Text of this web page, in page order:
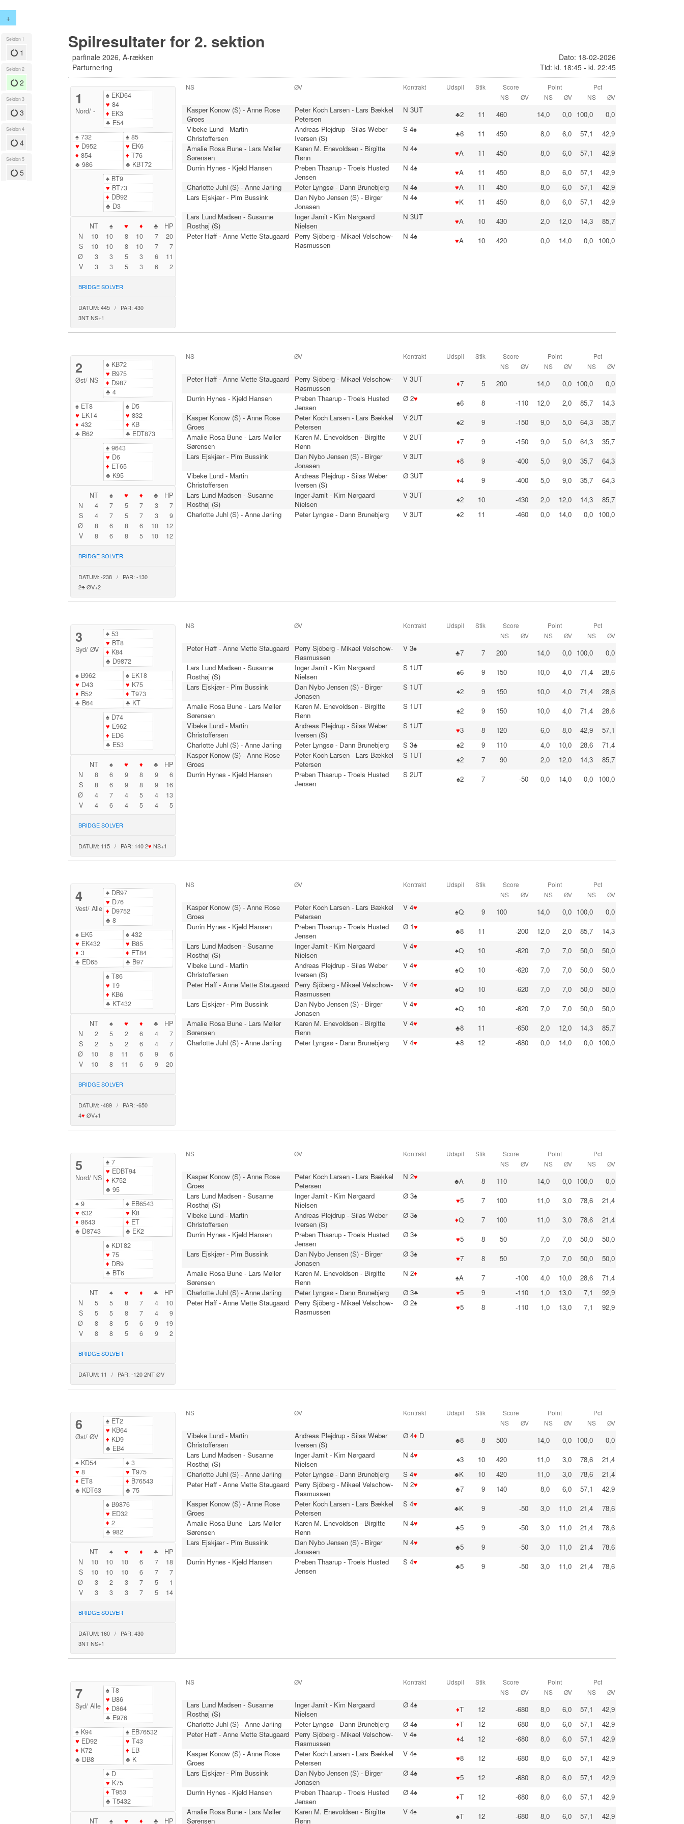
+
Sektion 1
1
Sektion 2
2
Sektion 3
3
Sektion 4
4
Sektion 5
5
Spilresultater for 2. sektion
parfinale 2026, A-rækken
Parturnering
Dato: 18-02-2026
Tid: kl. 18:45 - kl. 22:45
1
Nord/-
♠EKD64
♥ 84
♦ EK3
♣ E54
♠ 732
♥ D952
♦ 854
♣ 986
♠85
♥ EK6
♦ T76
♣ KBT72
♠BT9
♥ BT73
♦ DB92
♣ D3
NT ♠ ♥ ♦ ♣
HP
N
10 10 8 10 7
20
S
10 10 8 10 7
7
Ø
3 3 5 3 6
11
V
3 3 5 3 6 2
BRIDGE SOLVER
DATUM: 445 / PAR: 430
3NT NS+1
NS ØV Kontrakt Udspil Stik
Score
NS
ØV
Point
NS
ØV
Pct
NS
ØV
Kasper Konow (S) - Anne Rose
Groes
Peter Koch Larsen - Lars Bækkel
Petersen
N 3UT ♣2 11 460 14,0 0,0 100,0
0,0
Vibeke Lund - Martin
Christoffersen
Andreas Plejdrup - Silas Weber
Iversen (S)
S 4♠ ♣6 11 450 8,0 6,0 57,1
42,9
Amalie Rosa Bune - Lars Møller
Sørensen
Karen M. Enevoldsen - Birgitte
Rønn
N 4♠ ♥A 11 450 8,0 6,0 57,1
42,9
Durrin Hynes - Kjeld Hansen
Preben Thaarup - Troels Husted
Jensen
N 4♠ ♥A 11 450 8,0 6,0 57,1
42,9
Charlotte Juhl (S) - Anne Jarling
Peter Lyngsø - Dann Brunebjerg N 4♠ ♥A 11 450 8,0 6,0 57,1
42,9
Lars Ejskjær - Pim Bussink
Dan Nybo Jensen (S) - Birger
Jonasen
N 4♠ ♥K 11 450 8,0 6,0 57,1
42,9
Lars Lund Madsen - Susanne
Rosthøj (S)
Inger Jarnit - Kim Nørgaard
Nielsen
N 3UT ♥A 10 430 2,0 12,0 14,3
85,7
Peter Haff - Anne Mette Staugaard
Perry Sjöberg - Mikael Velschow-
Rasmussen
N 4♠ ♥A 10 420 0,0 14,0 0,0 100,0
2
Øst/ NS
♠KB72
♥ B975
♦ D987
♣ 4
♠ ET8
♥ EKT4
♦ 432
♣ B62
♠D5
♥ 832
♦ KB
♣ EDT873
♠9643
♥ D6
♦ ET65
♣ K95
NT ♠ ♥ ♦ ♣
HP
N
4 7 5 7 3
7
S
4 7 5 7 3
9
Ø
8 6 8 6 10
12
V
8 6 8 5 10 12
BRIDGE SOLVER
DATUM: -238 / PAR: -130
2♣ ØV+2
NS ØV Kontrakt Udspil Stik
Score
NS
ØV
Point
NS
ØV
Pct
NS
ØV
Peter Haff - Anne Mette Staugaard
Perry Sjöberg - Mikael Velschow-
Rasmussen
V 3UT ♦7 5 200 14,0 0,0 100,0
0,0
Durrin Hynes - Kjeld Hansen
Preben Thaarup - Troels Husted
Jensen
Ø 2♥ ♠6 8 -110 12,0 2,0 85,7
14,3
Kasper Konow (S) - Anne Rose
Groes
Peter Koch Larsen - Lars Bækkel
Petersen
V 2UT ♠2 9 -150 9,0 5,0 64,3
35,7
Amalie Rosa Bune - Lars Møller
Sørensen
Karen M. Enevoldsen - Birgitte
Rønn
V 2UT ♦7 9 -150 9,0 5,0 64,3
35,7
Lars Ejskjær - Pim Bussink
Dan Nybo Jensen (S) - Birger
Jonasen
V 3UT ♦8 9 -400 5,0 9,0 35,7
64,3
Vibeke Lund - Martin
Christoffersen
Andreas Plejdrup - Silas Weber
Iversen (S)
Ø 3UT ♦4 9 -400 5,0 9,0 35,7
64,3
Lars Lund Madsen - Susanne
Rosthøj (S)
Inger Jarnit - Kim Nørgaard
Nielsen
V 3UT ♠2 10 -430 2,0 12,0 14,3
85,7
Charlotte Juhl (S) - Anne Jarling
Peter Lyngsø - Dann Brunebjerg V 3UT ♠2 11 -460 0,0 14,0 0,0 100,0
3
Syd/ØV
♠53
♥ BT8
♦ K84
♣ D9872
♠ B962
♥ D43
♦ B52
♣ B64
♠EKT8
♥ K75
♦ T973
♣ KT
♠D74
♥ E962
♦ ED6
♣ E53
NT ♠ ♥ ♦ ♣
HP
N
8 6 9 8 9
6
S
8 6 9 8 9
16
Ø
4 7 4 5 4
13
V
4 6 4 5 4 5
BRIDGE SOLVER
DATUM: 115 / PAR: 140 2♥ NS+1
NS ØV Kontrakt Udspil Stik
Score
NS
ØV
Point
NS
ØV
Pct
NS
ØV
Peter Haff - Anne Mette Staugaard
Perry Sjöberg - Mikael Velschow-
Rasmussen
V 3♠ ♣7 7 200 14,0 0,0 100,0
0,0
Lars Lund Madsen - Susanne
Rosthøj (S)
Inger Jarnit - Kim Nørgaard
Nielsen
S 1UT ♠6 9 150 10,0 4,0 71,4
28,6
Lars Ejskjær - Pim Bussink
Dan Nybo Jensen (S) - Birger
Jonasen
S 1UT ♠2 9 150 10,0 4,0 71,4
28,6
Amalie Rosa Bune - Lars Møller
Sørensen
Karen M. Enevoldsen - Birgitte
Rønn
S 1UT ♠2 9 150 10,0 4,0 71,4
28,6
Vibeke Lund - Martin
Christoffersen
Andreas Plejdrup - Silas Weber
Iversen (S)
S 1UT ♥3 8 120 6,0 8,0 42,9
57,1
Charlotte Juhl (S) - Anne Jarling
Peter Lyngsø - Dann Brunebjerg S 3♣ ♠2 9 110 4,0 10,0 28,6
71,4
Kasper Konow (S) - Anne Rose
Groes
Peter Koch Larsen - Lars Bækkel
Petersen
S 1UT ♠2 7 90 2,0 12,0 14,3
85,7
Durrin Hynes - Kjeld Hansen
Preben Thaarup - Troels Husted
Jensen
S 2UT ♠2 7 -50 0,0 14,0 0,0 100,0
4
Vest/Alle
♠DB97
♥ D76
♦ D9752
♣ 8
♠ EK5
♥ EK432
♦ 3
♣ ED65
♠432
♥ B85
♦ ET84
♣ B97
♠T86
♥ T9
♦ KB6
♣ KT432
NT ♠ ♥ ♦ ♣
HP
N
2 5 2 6 4
7
S
2 5 2 6 4
7
Ø
10 8 11 6 9
6
V
10 8 11 6 9 20
BRIDGE SOLVER
DATUM: -489 / PAR: -650
4♥ ØV+1
NS ØV Kontrakt Udspil Stik
Score
NS
ØV
Point
NS
ØV
Pct
NS
ØV
Kasper Konow (S) - Anne Rose
Groes
Peter Koch Larsen - Lars Bækkel
Petersen
V 4♥ ♠Q 9 100 14,0 0,0 100,0
0,0
Durrin Hynes - Kjeld Hansen
Preben Thaarup - Troels Husted
Jensen
Ø 1♥ ♣8 11 -200 12,0 2,0 85,7
14,3
Lars Lund Madsen - Susanne
Rosthøj (S)
Inger Jarnit - Kim Nørgaard
Nielsen
V 4♥ ♠Q 10 -620 7,0 7,0 50,0
50,0
Vibeke Lund - Martin
Christoffersen
Andreas Plejdrup - Silas Weber
Iversen (S)
V 4♥ ♠Q 10 -620 7,0 7,0 50,0
50,0
Peter Haff - Anne Mette Staugaard
Perry Sjöberg - Mikael Velschow-
Rasmussen
V 4♥ ♠Q 10 -620 7,0 7,0 50,0
50,0
Lars Ejskjær - Pim Bussink
Dan Nybo Jensen (S) - Birger
Jonasen
V 4♥ ♠Q 10 -620 7,0 7,0 50,0
50,0
Amalie Rosa Bune - Lars Møller
Sørensen
Karen M. Enevoldsen - Birgitte
Rønn
V 4♥ ♣8 11 -650 2,0 12,0 14,3
85,7
Charlotte Juhl (S) - Anne Jarling
Peter Lyngsø - Dann Brunebjerg V 4♥ ♣8 12 -680 0,0 14,0 0,0 100,0
5
Nord/ NS
♠7
♥ EDBT94
♦ K752
♣ 95
♠ 9
♥ 632
♦ 8643
♣ D8743
♠EB6543
♥ K8
♦ ET
♣ EK2
♠KDT82
♥ 75
♦ DB9
♣ BT6
NT ♠ ♥ ♦ ♣
HP
N
5 5 8 7 4
10
S
5 5 8 7 4
9
Ø
8 8 5 6 9
19
V
8 8 5 6 9 2
BRIDGE SOLVER
DATUM: 11 / PAR: -120 2NT ØV
NS ØV Kontrakt Udspil Stik
Score
NS
ØV
Point
NS
ØV
Pct
NS
ØV
Kasper Konow (S) - Anne Rose
Groes
Peter Koch Larsen - Lars Bækkel
Petersen
N 2♥ ♣A 8 110 14,0 0,0 100,0
0,0
Lars Lund Madsen - Susanne
Rosthøj (S)
Inger Jarnit - Kim Nørgaard
Nielsen
Ø 3♠ ♥5 7 100 11,0 3,0 78,6
21,4
Vibeke Lund - Martin
Christoffersen
Andreas Plejdrup - Silas Weber
Iversen (S)
Ø 3♠ ♦Q 7 100 11,0 3,0 78,6
21,4
Durrin Hynes - Kjeld Hansen
Preben Thaarup - Troels Husted
Jensen
Ø 3♠ ♥5 8 50 7,0 7,0 50,0
50,0
Lars Ejskjær - Pim Bussink
Dan Nybo Jensen (S) - Birger
Jonasen
Ø 3♠ ♥7 8 50 7,0 7,0 50,0
50,0
Amalie Rosa Bune - Lars Møller
Sørensen
Karen M. Enevoldsen - Birgitte
Rønn
N 2♦ ♠A 7 -100 4,0 10,0 28,6
71,4
Charlotte Juhl (S) - Anne Jarling
Peter Lyngsø - Dann Brunebjerg Ø 3♣ ♥5 9 -110 1,0 13,0 7,1
92,9
Peter Haff - Anne Mette Staugaard
Perry Sjöberg - Mikael Velschow-
Rasmussen
Ø 2♠ ♥5 8 -110 1,0 13,0 7,1 92,9
6
Øst/ØV
♠ET2
♥ KB64
♦ KD9
♣ EB4
♠ KD54
♥ 8
♦ ET8
♣ KDT63
♠3
♥ T975
♦ B76543
♣ 75
♠B9876
♥ ED32
♦ 2
♣ 982
NT ♠ ♥ ♦ ♣
HP
N
10 10 10 6 7
18
S
10 10 10 6 7
7
Ø
3 2 3 7 5
1
V
3 3 3 7 5 14
BRIDGE SOLVER
DATUM: 160 / PAR: 430
3NT NS+1
NS ØV Kontrakt Udspil Stik
Score
NS
ØV
Point
NS
ØV
Pct
NS
ØV
Vibeke Lund - Martin
Christoffersen
Andreas Plejdrup - Silas Weber
Iversen (S)
Ø 4♦ D ♣8 8 500 14,0 0,0 100,0
0,0
Lars Lund Madsen - Susanne
Rosthøj (S)
Inger Jarnit - Kim Nørgaard
Nielsen
N 4♥ ♠3 10 420 11,0 3,0 78,6
21,4
Charlotte Juhl (S) - Anne Jarling
Peter Lyngsø - Dann Brunebjerg S 4♥ ♣K 10 420 11,0 3,0 78,6
21,4
Peter Haff - Anne Mette Staugaard
Perry Sjöberg - Mikael Velschow-
Rasmussen
N 2♥ ♣7 9 140 8,0 6,0 57,1
42,9
Kasper Konow (S) - Anne Rose
Groes
Peter Koch Larsen - Lars Bækkel
Petersen
S 4♥ ♣K 9 -50 3,0 11,0 21,4
78,6
Amalie Rosa Bune - Lars Møller
Sørensen
Karen M. Enevoldsen - Birgitte
Rønn
N 4♥ ♣5 9 -50 3,0 11,0 21,4
78,6
Lars Ejskjær - Pim Bussink
Dan Nybo Jensen (S) - Birger
Jonasen
N 4♥ ♣5 9 -50 3,0 11,0 21,4
78,6
Durrin Hynes - Kjeld Hansen
Preben Thaarup - Troels Husted
Jensen
S 4♥ ♣5 9 -50 3,0 11,0 21,4 78,6
7
Syd/Alle
♠T8
♥ B86
♦ D864
♣ E976
♠ K94
♥ ED92
♦ K72
♣ DB8
♠EB76532
♥ T43
♦ EB
♣ K
♠D
♥ K75
♦ T953
♣ T5432
NT ♠ ♥ ♦ ♣ HP
NS ØV Kontrakt Udspil Stik
Score
NS
ØV
Point
NS
ØV
Pct
NS
ØV
Lars Lund Madsen - Susanne
Rosthøj (S)
Inger Jarnit - Kim Nørgaard
Nielsen
Ø 4♠ ♦T 12 -680 8,0 6,0 57,1
42,9
Charlotte Juhl (S) - Anne Jarling
Peter Lyngsø - Dann Brunebjerg Ø 4♠ ♦T 12 -680 8,0 6,0 57,1
42,9
Peter Haff - Anne Mette Staugaard
Perry Sjöberg - Mikael Velschow-
Rasmussen
V 4♠ ♦4 12 -680 8,0 6,0 57,1
42,9
Kasper Konow (S) - Anne Rose
Groes
Peter Koch Larsen - Lars Bækkel
Petersen
V 4♠ ♥8 12 -680 8,0 6,0 57,1
42,9
Lars Ejskjær - Pim Bussink
Dan Nybo Jensen (S) - Birger
Jonasen
Ø 4♠ ♥5 12 -680 8,0 6,0 57,1
42,9
Durrin Hynes - Kjeld Hansen
Preben Thaarup - Troels Husted
Jensen
Ø 4♠ ♦T 12 -680 8,0 6,0 57,1
42,9
Amalie Rosa Bune - Lars Møller
Sørensen
Karen M. Enevoldsen - Birgitte
Rønn
V 4♠ ♠T 12 -680 8,0 6,0 57,1 42,9